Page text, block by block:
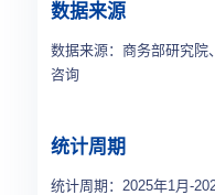
数据来源
数据来源：商务部研究院
咨询
统计周期
统计周期：2025年1月-